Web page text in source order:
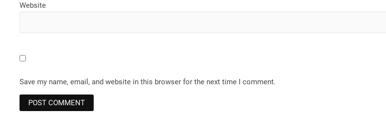
Website
Save my name, email, and website in this browser for the next time I comment.